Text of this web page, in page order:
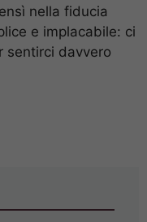
nella fiducia
e implacabile: ci
sentirci davvero